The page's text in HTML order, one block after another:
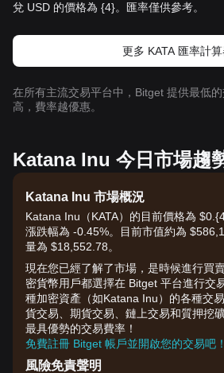
兌 USD 的價格為 {4}。匯率僅供參考。
更多 KATA 匯率計算
在所有主流交易平台中，Bitget 提供最低
高，費率越優惠。
Katana Inu 今日市場趨
Katana Inu 市場概況
Katana Inu（KATA）的目前價格為
漲跌幅為 -0.45%。目前市值約為
量為 $18,552.78。
現在您已經了解了市場，是時候進行買
密貨幣用戶都選擇在 Bitget 平台進行交
種加密資產（如Katana Inu）的各種交
貨交易、期貨交易、鏈上交易和質押挖
最具優勢的交易費率！
免費註冊 Bitget 帳戶並開啟您的交易吧！
風險免責聲明